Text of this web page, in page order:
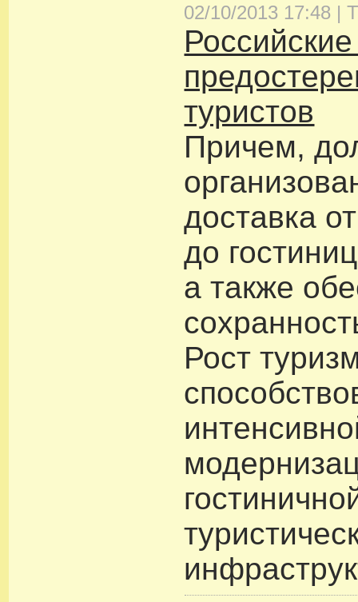
02/10/2013 17:48 |
туристов
Причем,
доставка
до
а также
Рост